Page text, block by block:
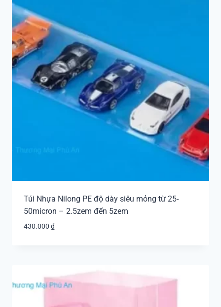
Túi Nhựa Nilong PE độ dày siêu mỏng từ 25-
50micron – 2.5zem đến 5zem
430.000 ₫